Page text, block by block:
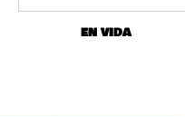
EN VIDA